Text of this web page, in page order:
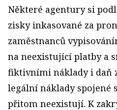
Některé agentury si
zisky inkasované za
zaměstnanců
na neexistující platby a
fiktivními náklady i daň
legální náklady spojené
přitom neexistují. K